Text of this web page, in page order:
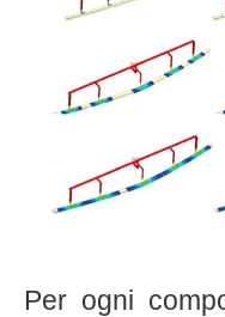
Per ogni